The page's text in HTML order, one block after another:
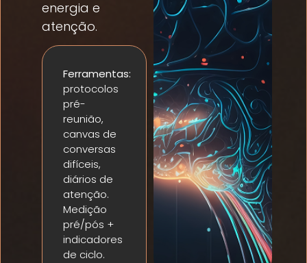
energia e
atenção.
Ferramentas:
protocolos
pré-
reunião,
canvas de
conversas
difíceis,
diários de
atenção.
Medição
pré/pós +
indicadores
de ciclo.